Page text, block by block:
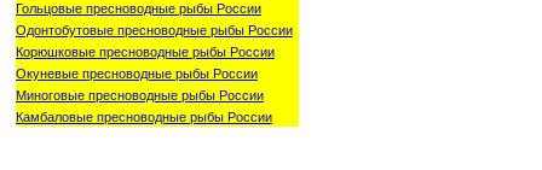
Гольцовые пресноводные рыбы России
Одонтобутовые пресноводные рыбы России
Корюшковые пресноводные рыбы России
Окуневые пресноводные рыбы России
Миноговые пресноводные рыбы России
Камбаловые пресноводные рыбы России